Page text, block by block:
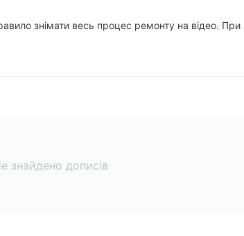
знімати весь процес ремонту на відео.
знайдено дописів